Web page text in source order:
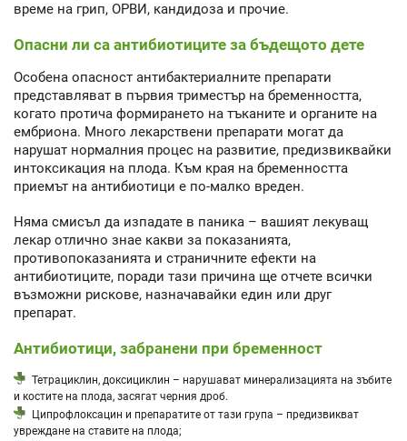
време на грип, ОРВИ, кандидоза и прочие.
Опасни ли са антибиотиците за бъдещото дете
Особена опасност антибактериалните препарати
представляват в първия триместър на бременността,
когато протича формирането на тъканите и органите на
ембриона. Много лекарствени препарати могат да
нарушат нормалния процес на развитие, предизвиквайки
интоксикация на плода. Към края на бременността
приемът на антибиотици е по-малко вреден.
Няма смисъл да изпадате в паника – вашият лекуващ
лекар отлично знае какви за показанията,
противопоказанията и страничните ефекти на
антибиотиците, поради тази причина ще отчете всички
възможни рискове, назначавайки един или друг
препарат.
Антибиотици, забранени при бременност
Тетрациклин, доксициклин – нарушават минерализацията на зъбите
и костите на плода, засягат черния дроб.
Ципрофлоксацин и препаратите от тази група – предизвикват
увреждане на ставите на плода;